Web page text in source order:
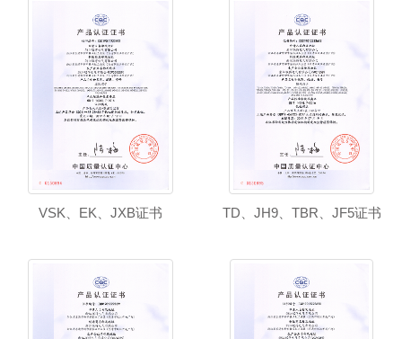
VSK、EK、JXB证书 TD、JH9、TBR、JF5证书